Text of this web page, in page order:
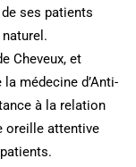
ses patients
Cheveux, et
médecine d’Anti-
à la relation
oreille attentive